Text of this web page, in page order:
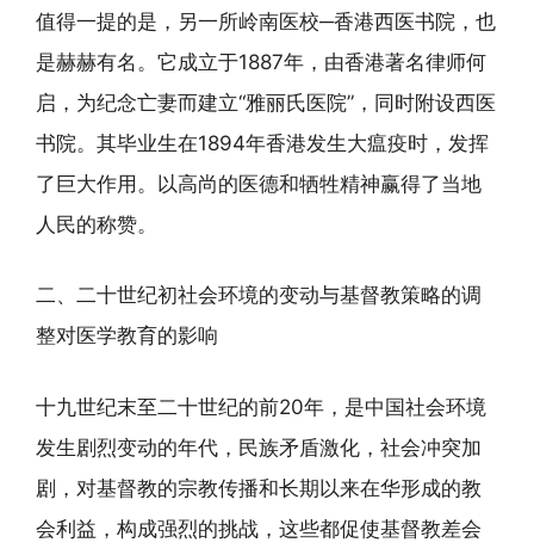
值得一提的是，另一所岭南医校─香港西医书院，也
是赫赫有名。它成立于1887年，由香港著名律师何
启，为纪念亡妻而建立“雅丽氏医院”，同时附设西医
书院。其毕业生在1894年香港发生大瘟疫时，发挥
了巨大作用。以高尚的医德和牺牲精神赢得了当地
人民的称赞。
二、二十世纪初社会环境的变动与基督教策略的调
整对医学教育的影响
十九世纪末至二十世纪的前20年，是中国社会环境
发生剧烈变动的年代，民族矛盾激化，社会冲突加
剧，对基督教的宗教传播和长期以来在华形成的教
会利益，构成强烈的挑战，这些都促使基督教差会